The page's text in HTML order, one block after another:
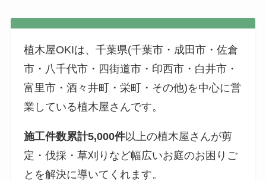
植木屋OKIは、千葉県(千葉市・成田市・佐倉
市・八千代市・四街道市・印西市・白井市・
富里市・酒々井町・栄町・その他)を中心に営
業している植木屋さんです。
施工件数累計5,000件以上の植木屋さんが剪
定・伐採・草刈りなど幅広いお庭のお困りご
とを解決に導いてくれます。